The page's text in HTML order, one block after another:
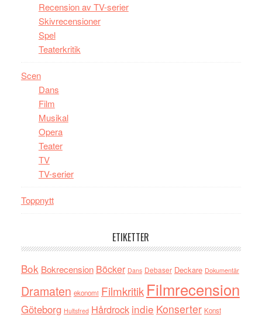
Recension av TV-serier
Skivrecensioner
Spel
Teaterkritik
Scen
Dans
Film
Musikal
Opera
Teater
TV
TV-serier
Toppnytt
ETIKETTER
Bok Bokrecension Böcker Dans Debaser Deckare Dokumentär
Dramaten ekonomi Filmkritik Filmrecension
Göteborg Hultsfred Hårdrock indie Konserter Konst